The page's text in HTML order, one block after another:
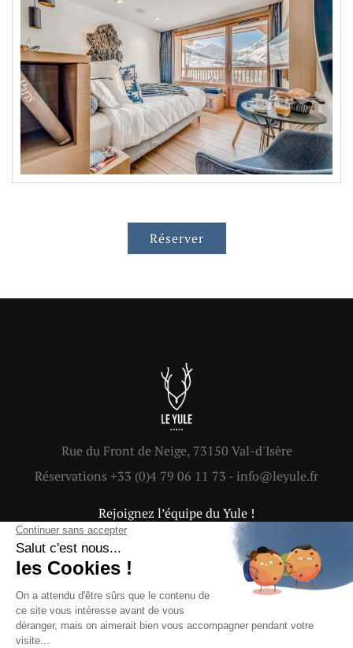
Réserver
Rue du Front de Neige, 73150 Val-d'Isère
Réservations +33 (0)4 79 06 11 73 - info@leyule.fr
Rejoignez l’équipe du Yule !